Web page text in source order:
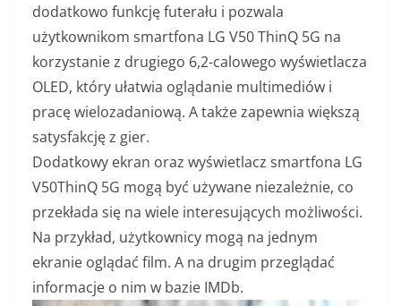
dodatkowo funkcję futerału i pozwala
użytkownikom smartfona LG V50 ThinQ 5G na
korzystanie z drugiego 6,2-calowego wyświetlacza
OLED, który ułatwia oglądanie multimediów i
pracę wielozadaniową. A także zapewnia większą
satysfakcję z gier.
Dodatkowy ekran oraz wyświetlacz smartfona LG
V50ThinQ 5G mogą być używane niezależnie, co
przekłada się na wiele interesujących możliwości.
Na przykład, użytkownicy mogą na jednym
ekranie oglądać film. A na drugim przeglądać
informacje o nim w bazie IMDb.